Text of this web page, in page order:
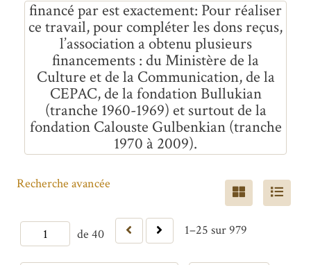
financé par est exactement Pour réaliser
ce travail, pour compléter les dons reçus,
l’association a obtenu plusieurs
financements : du Ministère de la
Culture et de la Communication, de la
CEPAC, de la fondation Bullukian
(tranche 1960-1969) et surtout de la
fondation Calouste Gulbenkian (tranche
1970 à 2009).
de 40 1–25 sur 979
Recherche avancée